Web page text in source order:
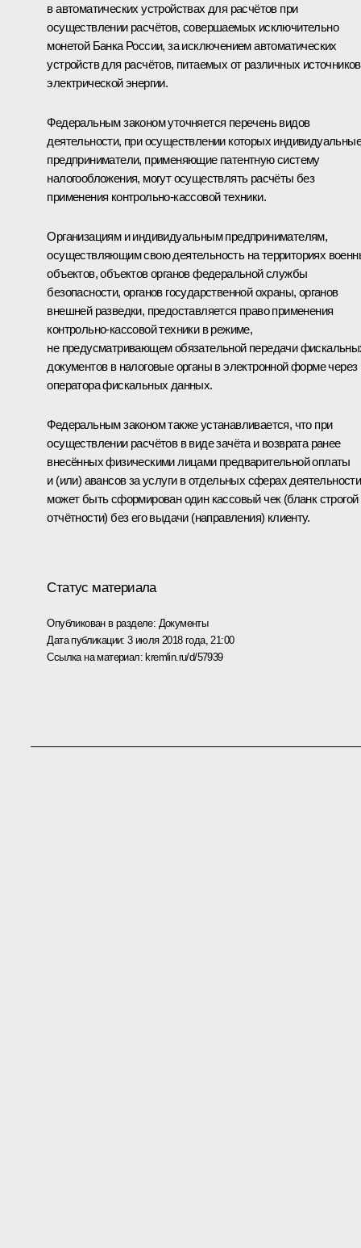
в автоматических устройствах для расчётов при
осуществлении расчётов, совершаемых исключительно
монетой Банка России, за исключением автоматических
устройств для расчётов, питаемых от различных источников
электрической энергии.
Федеральным законом уточняется перечень видов
деятельности, при осуществлении которых индивидуальные
предприниматели, применяющие патентную систему
налогообложения, могут осуществлять расчёты без
применения контрольно-кассовой техники.
Организациям и индивидуальным предпринимателям,
осуществляющим свою деятельность на территориях
объектов, объектов органов федеральной службы
безопасности, органов государственной охраны, органов
внешней разведки, предоставляется право применения
контрольно-кассовой техники в режиме,
не предусматривающем обязательной передачи
документов в налоговые органы в электронной форме через
оператора фискальных данных.
Федеральным законом также устанавливается, что при
осуществлении расчётов в виде зачёта и возврата ранее
внесённых физическими лицами предварительной оплаты
и (или) авансов за услуги в отдельных сферах деятельности
может быть сформирован один кассовый чек (бланк строгой
отчётности) без его выдачи (направления) клиенту.
Статус материала
Опубликован в разделе: Документы
Дата публикации:3 июля 2018 года, 21:00
Ссылка на материал: kremlin.ru/d/57939